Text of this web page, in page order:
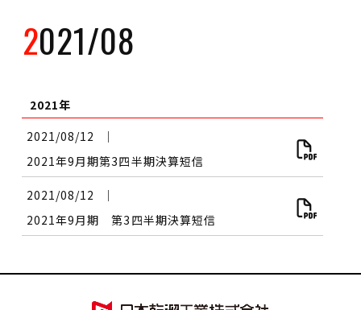
2021/08
2021年
2021/08/12
│
2021年9月期第3四半期決算短信
2021/08/12
│
2021年9月期 第3四半期決算短信